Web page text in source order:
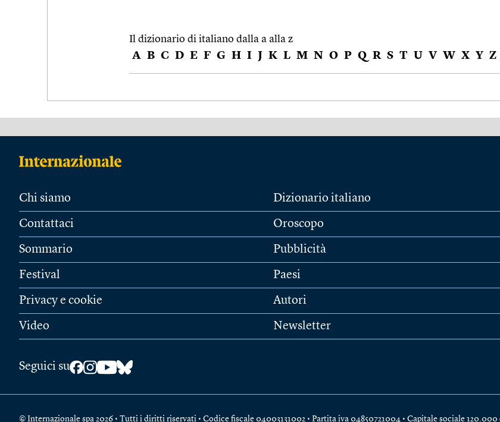
Il dizionario di italiano dalla a alla z
A B C D E F G H I J K L M N O P Q R S T U V W X Y Z
Chi siamo
Contattaci
Sommario
Festival
Privacy e cookie
Video
Dizionario italiano
Oroscopo
Pubblicità
Paesi
Autori
Newsletter
Seguici su
© Internazionale spa 2026 • Tutti i diritti riservati • Codice fiscale 04003131002 • Partita iva 04850721004 • Capitale sociale 120.000